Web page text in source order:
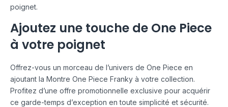
poignet.
Ajoutez une touche de One Piece
à votre poignet
Offrez-vous un morceau de l’univers de One Piece en
ajoutant la Montre One Piece Franky à votre collection.
Profitez d’une offre promotionnelle exclusive pour acquérir
ce garde-temps d’exception en toute simplicité et sécurité.